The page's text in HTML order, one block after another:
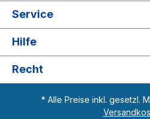
Service
Hilfe
Recht
* Alle Preise inkl. gesetzl.